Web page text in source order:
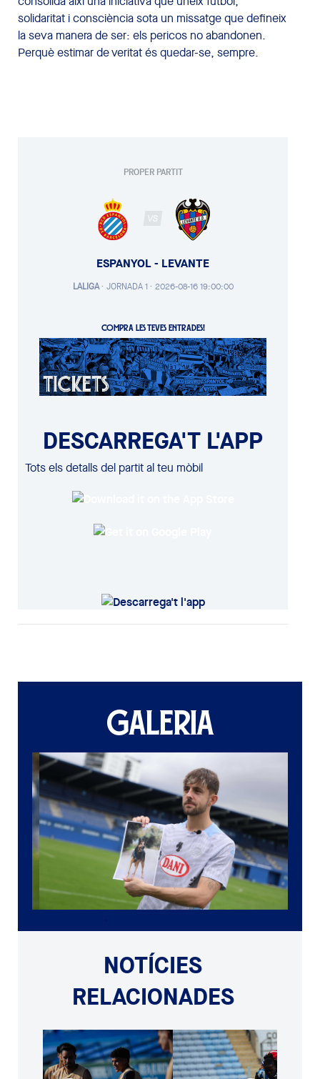
solidaritat i consciència sota un missatge que defineix
la seva manera de ser: els pericos no abandonen.
Perquè estimar de veritat és quedar-se, sempre.
PROPER PARTIT
VS
ESPANYOL - LEVANTE
LALIGA· JORNADA 1 · 2026-08-16 19:00:00
COMPRA LES TEVES ENTRADES!
DESCARREGA'T L'APP
Tots els detalls del partit al teu mòbil
GALERIA
NOTÍCIES
RELACIONADES